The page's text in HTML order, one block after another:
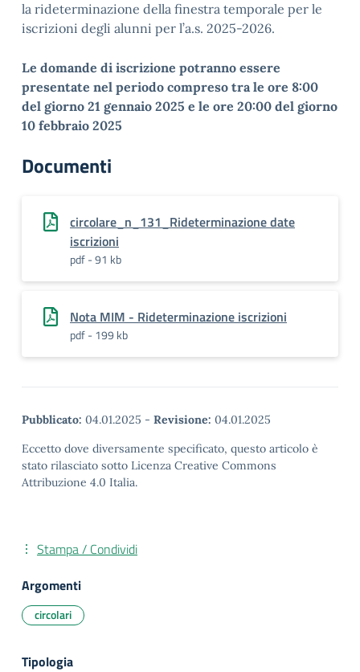
la rideterminazione della finestra temporale per le
iscrizioni degli alunni per l’a.s. 2025-2026.
Le domande di iscrizione potranno essere
presentate nel periodo compreso tra le ore 8:00
del giorno 21 gennaio 2025 e le ore 20:00 del giorno
10 febbraio 2025
Documenti
circolare_n_131_Rideterminazione date
iscrizioni
pdf - 91 kb
Nota MIM - Rideterminazione iscrizioni
pdf - 199 kb
Pubblicato: 04.01.2025 - Revisione: 04.01.2025
Eccetto dove diversamente specificato, questo articolo è
stato rilasciato sotto Licenza Creative Commons
Attribuzione 4.0 Italia.
Stampa / Condividi
Argomenti
circolari
Tipologia